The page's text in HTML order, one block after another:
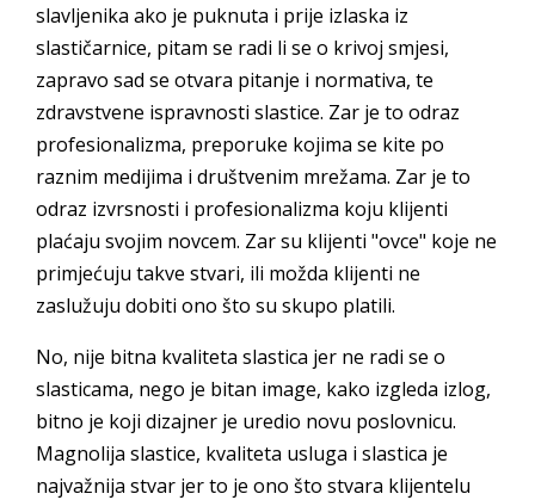
slavljenika ako je puknuta i prije izlaska iz
slastičarnice, pitam se radi li se o krivoj smjesi,
zapravo sad se otvara pitanje i normativa, te
zdravstvene ispravnosti slastice. Zar je to odraz
profesionalizma, preporuke kojima se kite po
raznim medijima i društvenim mrežama. Zar je to
odraz izvrsnosti i profesionalizma koju klijenti
plaćaju svojim novcem. Zar su klijenti "ovce" koje ne
primjećuju takve stvari, ili možda klijenti ne
zaslužuju dobiti ono što su skupo platili.
No, nije bitna kvaliteta slastica jer ne radi se o
slasticama, nego je bitan image, kako izgleda izlog,
bitno je koji dizajner je uredio novu poslovnicu.
Magnolija slastice, kvaliteta usluga i slastica je
najvažnija stvar jer to je ono što stvara klijentelu